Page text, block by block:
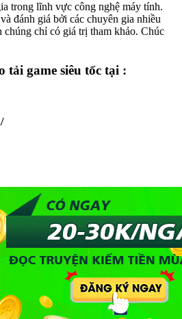
trong lĩnh vực công nghệ máy tính.
đánh giá bởi các chuyên gia nhiều
chỉ có giá trị tham khảo. Chúc
tải game siêu tốc tại :